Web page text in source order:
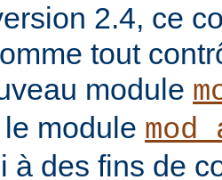
2.4, ce
tout
module
module
à des fins de